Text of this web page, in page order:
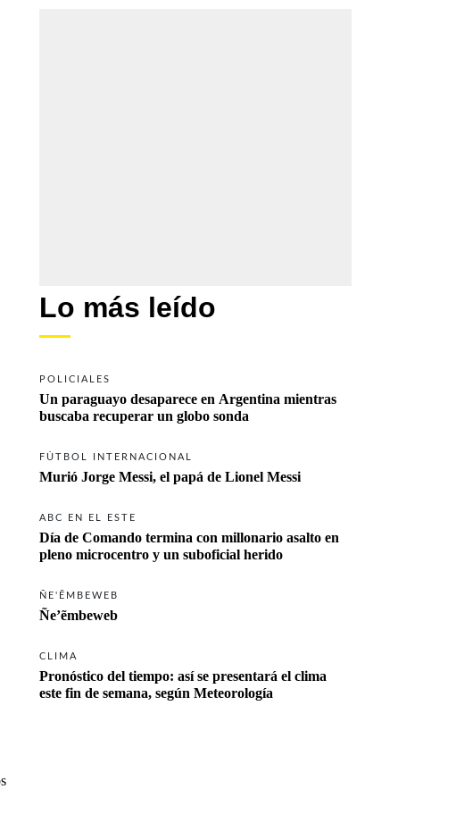
Lo más leído
POLICIALES
Un paraguayo desaparece en Argentina mientras
FÚTBOL INTERNACIONAL
Murió Jorge Messi, el papá de Lionel Messi
ABC EN EL ESTE
Día de Comando termina con millonario asalto en
pleno microcentro y un suboficial herido
ÑE'ẼMBEWEB
Ñe’ẽmbeweb
CLIMA
Pronóstico del tiempo: así se presentará el clima
este fin de semana, según Meteorología